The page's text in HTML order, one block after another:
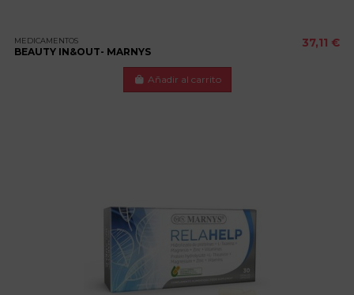
MEDICAMENTOS
BEAUTY IN&OUT- MARNYS
37,11 €
Añadir al carrito